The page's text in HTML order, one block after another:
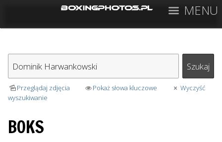
MENU
Przeglądaj zdjęcia Pokaż słowa kluczowe
Wyczyść
wyszukiwanie
BOKS